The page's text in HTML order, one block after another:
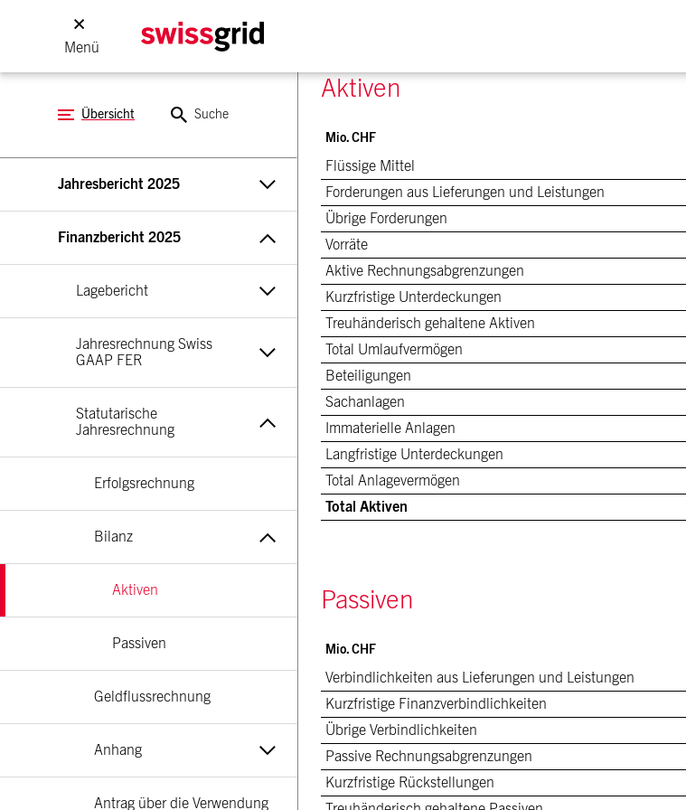
Menü
Übersicht Suche
Jahresbericht 2025
Finanzbericht 2025
Lagebericht
Jahresrechnung Swiss
GAAP FER
Statutarische
Jahresrechnung
Erfolgsrechnung
Bilanz
Aktiven
Passiven
Geldflussrechnung
Anhang
Antrag über die Verwendung
Aktiven
Mio. CHF
Flüssige Mittel
Forderungen aus Lieferungen und Leistungen
Übrige Forderungen
Vorräte
Aktive Rechnungsabgrenzungen
Kurzfristige Unterdeckungen
Treuhänderisch gehaltene Aktiven
Total Umlaufvermögen
Beteiligungen
Sachanlagen
Immaterielle Anlagen
Langfristige Unterdeckungen
Total Anlagevermögen
Total Aktiven
Passiven
Mio. CHF
Verbindlichkeiten aus Lieferungen und Leistungen
Kurzfristige Finanzverbindlichkeiten
Übrige Verbindlichkeiten
Passive Rechnungsabgrenzungen
Kurzfristige Rückstellungen